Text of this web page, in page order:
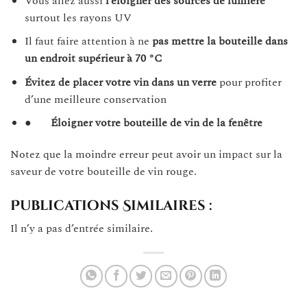
surtout les rayons UV
Il faut faire attention à ne pas mettre la bouteille dans
un endroit supérieur à 70 °C
Évitez de placer votre vin dans un verrepour profiter
d’une meilleure conservation
● Éloigner votre bouteille de vin de la fenêtre
Notez que la moindre erreur peut avoir un impact sur la
saveur de votre bouteille de vin rouge.
Publications Similaires :
Il n’y a pas d’entrée similaire.